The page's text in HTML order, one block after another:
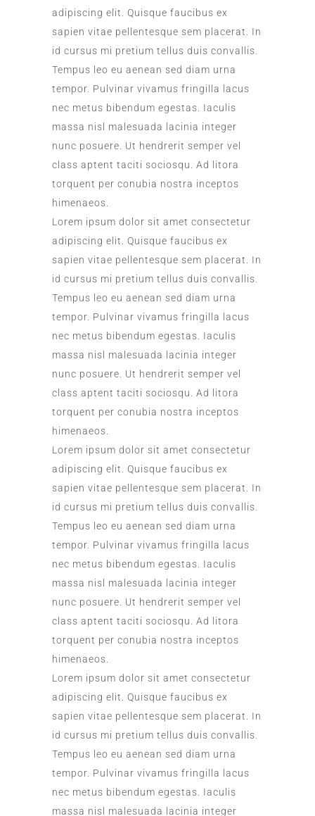
adipiscing elit. Quisque faucibus ex
sapien vitae pellentesque sem placerat. In
id cursus mi pretium tellus duis convallis.
Tempus leo eu aenean sed diam urna
tempor. Pulvinar vivamus fringilla lacus
nec metus bibendum egestas. Iaculis
massa nisl malesuada lacinia integer
nunc posuere. Ut hendrerit semper vel
class aptent taciti sociosqu. Ad litora
torquent per conubia nostra inceptos
himenaeos.
Lorem ipsum dolor sit amet consectetur
adipiscing elit. Quisque faucibus ex
sapien vitae pellentesque sem placerat. In
id cursus mi pretium tellus duis convallis.
Tempus leo eu aenean sed diam urna
tempor. Pulvinar vivamus fringilla lacus
nec metus bibendum egestas. Iaculis
massa nisl malesuada lacinia integer
nunc posuere. Ut hendrerit semper vel
class aptent taciti sociosqu. Ad litora
torquent per conubia nostra inceptos
himenaeos.
Lorem ipsum dolor sit amet consectetur
adipiscing elit. Quisque faucibus ex
sapien vitae pellentesque sem placerat. In
id cursus mi pretium tellus duis convallis.
Tempus leo eu aenean sed diam urna
tempor. Pulvinar vivamus fringilla lacus
nec metus bibendum egestas. Iaculis
massa nisl malesuada lacinia integer
nunc posuere. Ut hendrerit semper vel
class aptent taciti sociosqu. Ad litora
torquent per conubia nostra inceptos
himenaeos.
Lorem ipsum dolor sit amet consectetur
adipiscing elit. Quisque faucibus ex
sapien vitae pellentesque sem placerat. In
id cursus mi pretium tellus duis convallis.
Tempus leo eu aenean sed diam urna
tempor. Pulvinar vivamus fringilla lacus
nec metus bibendum egestas. Iaculis
massa nisl malesuada lacinia integer